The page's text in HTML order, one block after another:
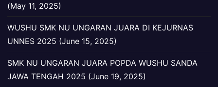
(May 11, 2025)
WUSHU SMK NU UNGARAN JUARA DI KEJURNAS
UNNES 2025 (June 15, 2025)
SMK NU UNGARAN JUARA POPDA WUSHU SANDA
JAWA TENGAH 2025 (June 19, 2025)